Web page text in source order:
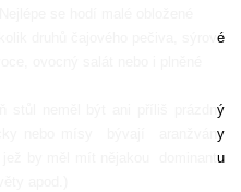
se hodí malé obložené
druhů čajového pečiva, sýrové
ovocný salát nebo i pl­něné
stůl neměl být ani příliš prázdný
nebo mísy
aran­žvány
by měl mít nějakou
dominantu
apod.)